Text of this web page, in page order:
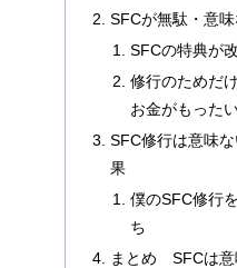
SFCが無駄・意
SFCの特典が
修行のためだ
お金がもった
SFC修行は意味
果
僕のSFC修行
ち
まとめ SFCは意